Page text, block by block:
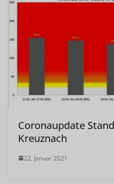
Coronaupdate
Kreuznach
22. Januar 2021